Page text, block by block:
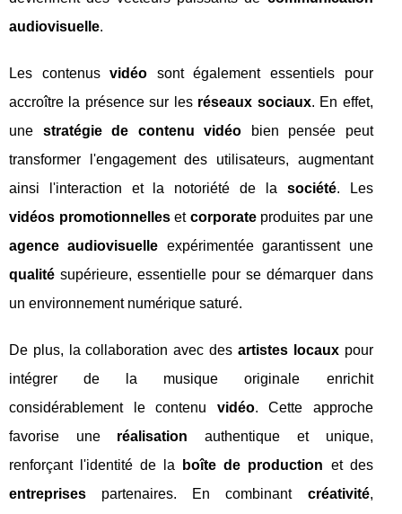
audiovisuelle.
Les contenusvidéo sont également essentiels pour
accroître la présence sur les réseaux sociaux. En effet,
une stratégie de contenu vidéo bien pensée peut
transformer l'engagement des utilisateurs, augmentant
ainsi l'interaction et la notoriété de la société. Les
vidéos promotionnelleset corporateproduites par une
agence audiovisuelle expérimentée garantissent une
qualité supérieure, essentielle pour se démarquer dans
un environnement numérique saturé.
De plus, la collaboration avec des artistes locauxpour
intégrer de la musique originale enrichit
considérablement le contenu vidéo. Cette approche
favorise une réalisation authentique et unique,
renforçant l'identité de la
boîte de production et des
entreprises partenaires. En combinant créativité,